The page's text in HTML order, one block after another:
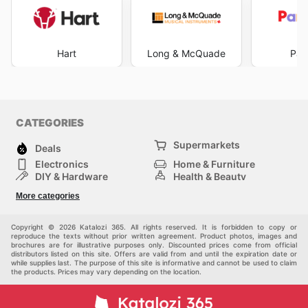
Hart Long & McQuade
CATEGORIES
Deals
Supermarkets
Electronics
Home & Furniture
DIY & Hardware
Health & Beauty
Kids
More categories
Copyright © 2026 Katalozi 365. All rights reserved. It is forbidden to copy or
reproduce the texts without prior written agreement. Product photos, images and
brochures are for illustrative purposes only. Discounted prices come from official
distributors listed on this site. Offers are valid from and until the expiration date or
while supplies last. The purpose of this site is informative and cannot be used to claim
the products. Prices may vary depending on the location.